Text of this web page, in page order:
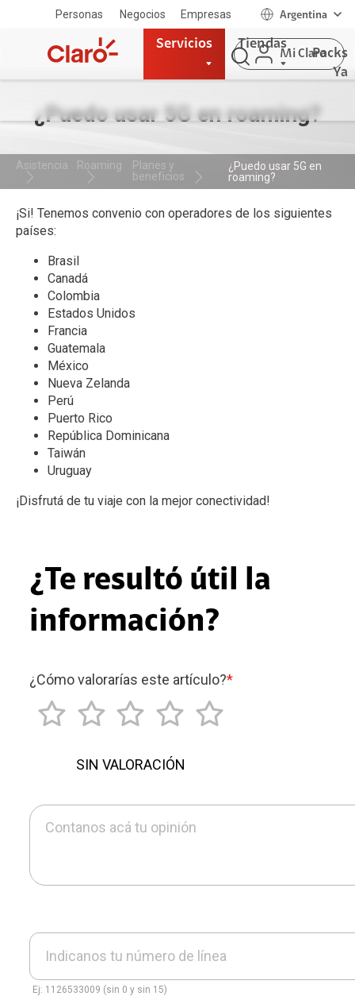
Personas Negocios Empresas Argentina
Servicios Tiendas
Packs
Ya
Mi Claro
¿Puedo usar 5G en roaming?
Asistencia Roaming
Planes y
beneficios
¿Puedo usar 5G en
roaming?
¡Si! Tenemos convenio con operadores de los siguientes
países:
Brasil
Canadá
Colombia
Estados Unidos
Francia
Guatemala
México
Nueva Zelanda
Perú
Puerto Rico
República Dominicana
Taiwán
Uruguay
¡Disfrutá de tu viaje con la mejor conectividad!
¿Te resultó útil la
información?
¿Cómo valorarías este artículo?*
SIN VALORACIÓN
Contanos acá tu opinión
Indicanos tu número de línea
Ej: 1126533009 (sin 0 y sin 15)